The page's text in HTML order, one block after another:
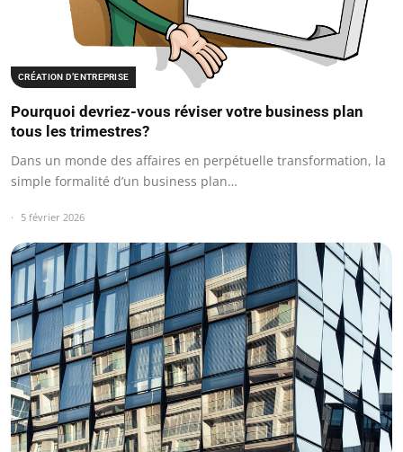
CRÉATION D’ENTREPRISE
Pourquoi devriez-vous réviser votre business plan
tous les trimestres?
Dans un monde des affaires en perpétuelle transformation, la
simple formalité d’un business plan…
5 février 2026